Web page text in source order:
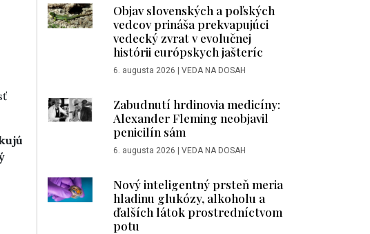
Objav slovenských a poľských
vedcov prináša prekvapujúci
vedecký zvrat v evolučnej
histórii európskych jašteríc
6. augusta 2026 | VEDA NA DOSAH
Zabudnutí hrdinovia medicíny:
Alexander Fleming neobjavil
penicilín sám
6. augusta 2026 | VEDA NA DOSAH
Nový inteligentný prsteň meria
hladinu glukózy, alkoholu a
ďalších látok prostredníctvom
potu